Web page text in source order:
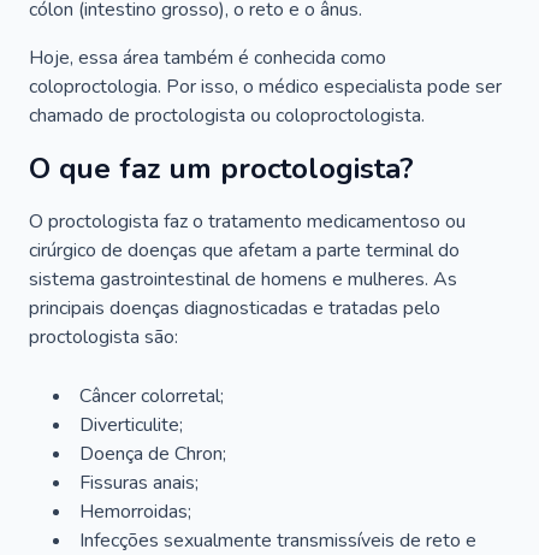
cólon (intestino grosso), o reto e o ânus.
Hoje, essa área também é conhecida como
coloproctologia. Por isso, o médico especialista pode ser
chamado de proctologista ou coloproctologista.
O que faz um proctologista?
O proctologista faz o tratamento medicamentoso ou
cirúrgico de doenças que afetam a parte terminal do
sistema gastrointestinal de homens e mulheres. As
principais doenças diagnosticadas e tratadas pelo
proctologista são:
Câncer colorretal;
Diverticulite;
Doença de Chron;
Fissuras anais;
Hemorroidas;
Infecções sexualmente transmissíveis de reto e